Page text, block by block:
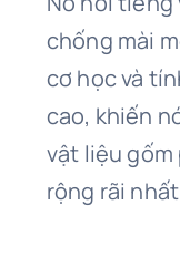
chống mài
cơ học và
cao, khiến
vật liệu gốm
rộng rãi